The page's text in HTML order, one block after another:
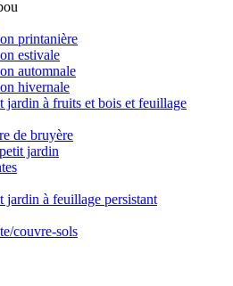
printanière
estivale
automnale
hivernale
jardin à fruits et bois et feuillage
de bruyère
jardin
jardin à feuillage persistant
couvre-sols